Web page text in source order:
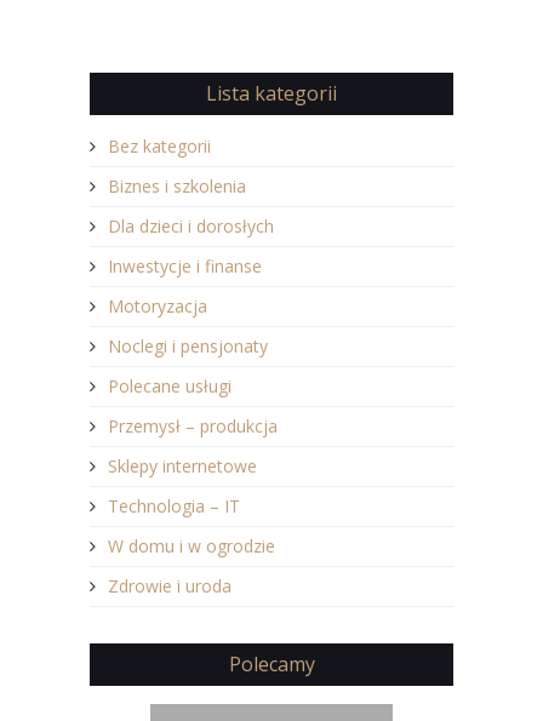
Lista kategorii
Bez kategorii
Biznes i szkolenia
Dla dzieci i dorosłych
Inwestycje i finanse
Motoryzacja
Noclegi i pensjonaty
Polecane usługi
Przemysł – produkcja
Sklepy internetowe
Technologia – IT
W domu i w ogrodzie
Zdrowie i uroda
Polecamy